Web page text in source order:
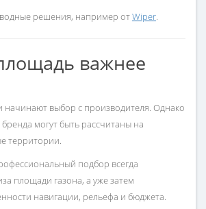
решения, например отWiper.
важнее
начинают выбор с производителя. Однако
могут быть рассчитаны на
территории.
подбор всегда
площади газона, а уже затем
навигации, рельефа и бюджета.